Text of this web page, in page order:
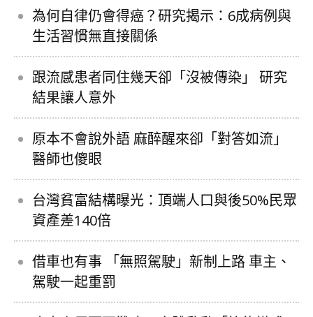
為何自律仍會得癌？研究揭示：6成病例與
生活習慣無直接關係
跟流感患者同住幾天卻「沒被傳染」 研究
結果讓人意外
原本不會說外語 麻醉醒來卻「對答如流」
醫師也傻眼
台灣貧富結構曝光：頂端人口與後50%民眾
資產差140倍
借車也有事 「無照駕駛」新制上路 車主、
駕駛一起重罰